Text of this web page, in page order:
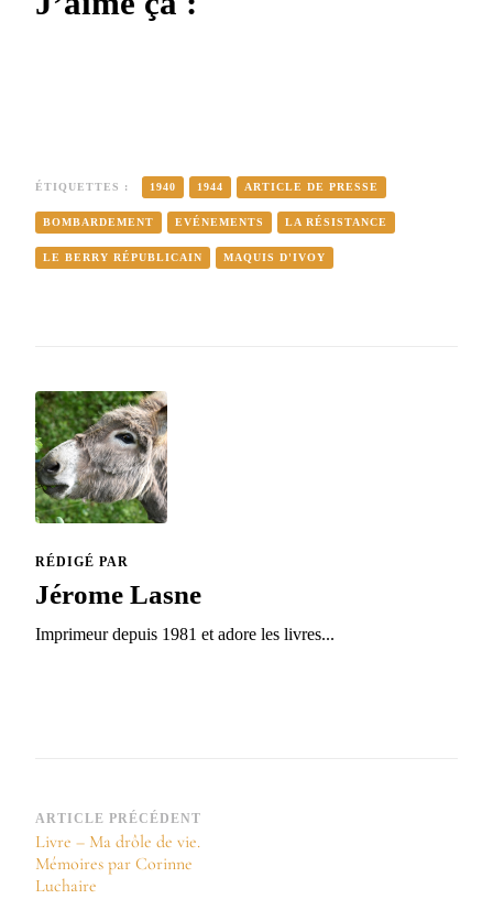
ÉTIQUETTES : 1940 1944 ARTICLE DE PRESSE
BOMBARDEMENT EVÉNEMENTS LA RÉSISTANCE
LE BERRY RÉPUBLICAIN MAQUIS D'IVOY
RÉDIGÉ PAR
Jérome Lasne
Imprimeur depuis 1981 et adore les livres...
Navigation
d’article
ARTICLE PRÉCÉDENT
Livre – Ma drôle de vie.
Mémoires par Corinne
Luchaire